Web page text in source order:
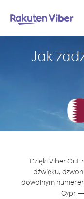
Jak
Dzięki Viber Out
dźwięku,
dowolnym
Cypr